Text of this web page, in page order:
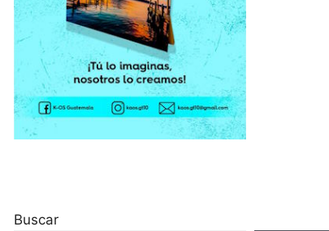
Buscar